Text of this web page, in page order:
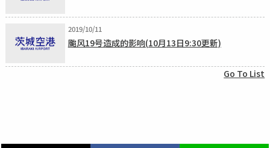
2019/10/11
颱风19号造成的影响(10月13日9:30更新)
Go To List